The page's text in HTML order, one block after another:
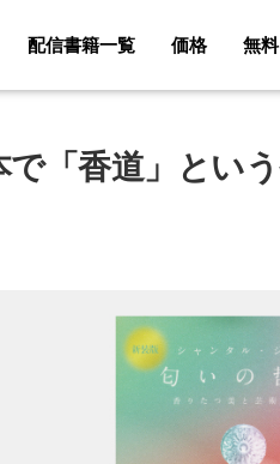
配信書籍一覧 価格 無
で「香道」とい